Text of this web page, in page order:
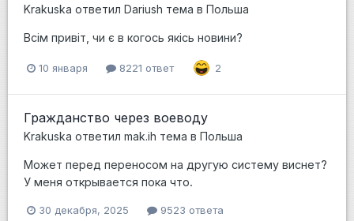
Krakuska ответил Dariush тема в Польша
Всім привіт, чи є в когось якісь новини?
10 января 8221 ответ 2
Гражданство через воеводу
Krakuska ответил mak.ih тема в Польша
Может перед переносом на другую систему виснет?
У меня открывается пока что.
30 декабря, 2025 9523 ответа